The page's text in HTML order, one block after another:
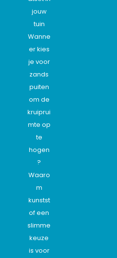
jouw
tuin
Wanne
er kies
je voor
zands
puiten
om de
kruiprui
mte op
te
hogen
?
Waaro
m
kunstst
of een
slimme
keuze
is voor